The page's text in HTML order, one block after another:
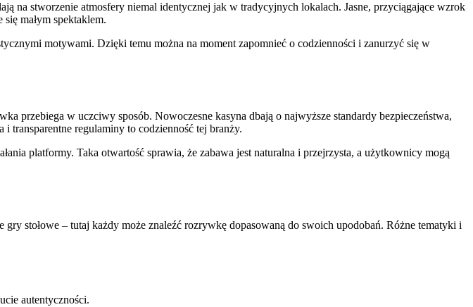
na stworzenie atmosfery niemal identycznej jak w tradycyjnych lokalach. Jasne, przyciągające wzrok
małym spektaklem.
motywami. Dzięki temu można na moment zapomnieć o codzienności i zanurzyć się w
przebiega w uczciwy sposób. Nowoczesne kasyna dbają o najwyższe standardy bezpieczeństwa,
transparentne regulaminy to codzienność tej branży.
platformy. Taka otwartość sprawia, że zabawa jest naturalna i przejrzysta, a użytkownicy mogą
stołowe – tutaj każdy może znaleźć rozrywkę dopasowaną do swoich upodobań. Różne tematyki i
autentyczności.